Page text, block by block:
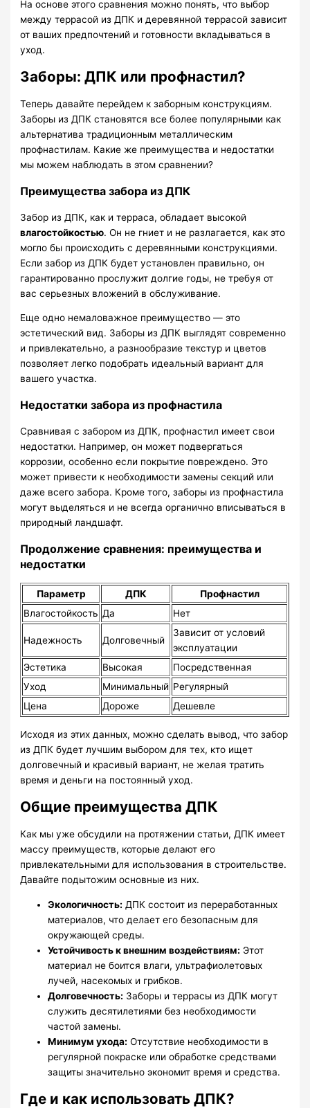
На основе этого сравнения можно понять, что выбор
между террасой из ДПК и деревянной террасой зависит
от ваших предпочтений и готовности вкладываться в
уход.
Заборы: ДПК или профнастил?
Теперь давайте перейдем к заборным конструкциям.
Заборы из ДПК становятся все более популярными как
альтернатива традиционным металлическим
профнастилам. Какие же преимущества и недостатки
мы можем наблюдать в этом сравнении?
Преимущества забора из ДПК
Забор из ДПК, как и терраса, обладает высокой
влагостойкостью. Он не гниет и не разлагается, как это
могло бы происходить с деревянными конструкциями.
Если забор из ДПК будет установлен правильно, он
гарантированно прослужит долгие годы, не требуя от
вас серьезных вложений в обслуживание.
Еще одно немаловажное преимущество — это
эстетический вид. Заборы из ДПК выглядят современно
и привлекательно, а разнообразие текстур и цветов
позволяет легко подобрать идеальный вариант для
вашего участка.
Недостатки забора из профнастила
Сравнивая с забором из ДПК, профнастил имеет свои
недостатки. Например, он может подвергаться
коррозии, особенно если покрытие повреждено. Это
может привести к необходимости замены секций или
даже всего забора. Кроме того, заборы из профнастила
могут выделяться и не всегда органично вписываться в
природный ландшафт.
Продолжение сравнения: преимущества и
недостатки
Параметр ДПК
Профнастил
Влагостойкость Да Нет
Надежность Долговечный
Зависит от условий
эксплуатации
Эстетика
Высокая
Посредственная
Уход
Минимальный Регулярный
Цена
Дороже Дешевле
Исходя из этих данных, можно сделать вывод, что забор
из ДПК будет лучшим выбором для тех, кто ищет
долговечный и красивый вариант, не желая тратить
время и деньги на постоянный уход.
Общие преимущества ДПК
Как мы уже обсудили на протяжении статьи, ДПК имеет
массу преимуществ, которые делают его
привлекательными для использования в строительстве.
Давайте подытожим основные из них.
Экологичность: ДПК состоит из переработанных
материалов, что делает его безопасным для
окружающей среды.
Устойчивость к внешним воздействиям: Этот
материал не боится влаги, ультрафиолетовых
лучей, насекомых и грибков.
Долговечность: Заборы и террасы из ДПК могут
служить десятилетиями без необходимости
частой замены.
Минимум ухода: Отсутствие необходимости в
регулярной покраске или обработке средствами
защиты значительно экономит время и средства.
Где и как использовать ДПК?